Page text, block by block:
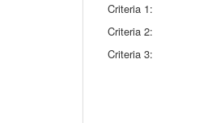
Criteria 1:
Criteria 2:
Criteria 3: